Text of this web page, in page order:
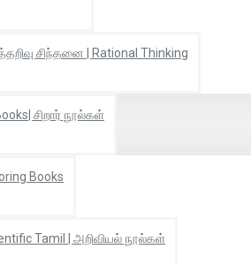
சிந்தனை | Rational Thinking
சிறார் நூல்கள்
Books
Tamil | அறிவியல் நூல்கள்